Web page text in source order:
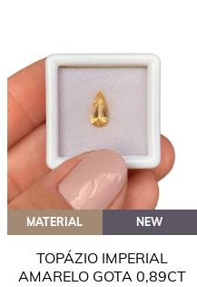
MATERIAL NEW
TOPÁZIO IMPERIAL
AMARELO GOTA 0,89CT